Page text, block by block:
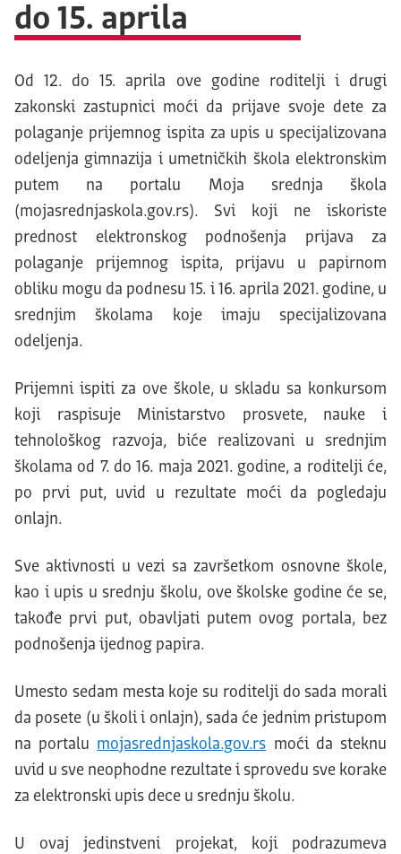
do 15. aprila
Od 12. do 15. aprila ove godine roditelji i drugi
zakonski zastupnici moći da prijave svoje dete za
polaganje prijemnog ispita za upis u specijalizovana
odeljenja gimnazija i umetničkih škola elektronskim
putem na portalu Moja srednja škola
(mojasrednjaskola.gov.rs). Svi koji ne iskoriste
prednost elektronskog podnošenja prijava za
polaganje prijemnog ispita, prijavu u papirnom
obliku mogu da podnesu 15. i 16. aprila 2021. godine, u
srednjim školama koje imaju specijalizovana
odeljenja.
Prijemni ispiti za ove škole, u skladu sa konkursom
koji raspisuje Ministarstvo prosvete, nauke i
tehnološkog razvoja, biće realizovani u srednjim
školama od 7. do 16. maja 2021. godine, a roditelji će,
po prvi put, uvid u rezultate moći da pogledaju
onlajn.
Sve aktivnosti u vezi sa završetkom osnovne škole,
kao i upis u srednju školu, ove školske godine će se,
takođe prvi put, obavljati putem ovog portala, bez
podnošenja ijednog papira.
Umesto sedam mesta koje su roditelji do sada morali
da posete (u školi i onlajn), sada će jednim pristupom
na portalu mojasrednjaskola.gov.rs moći da steknu
uvid u sve neophodne rezultate i sprovedu sve korake
za elektronski upis dece u srednju školu.
U ovaj jedinstveni projekat, koji podrazumeva